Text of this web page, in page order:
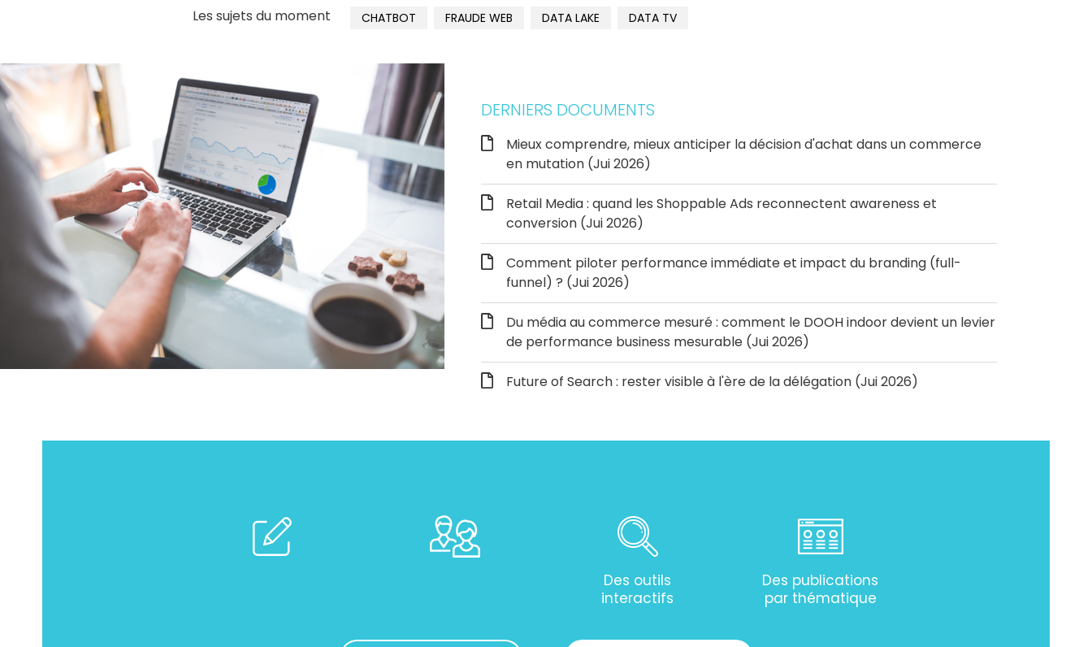
Les sujets du moment CHATBOT FRAUDE WEB DATA LAKE DATA TV
DERNIERS DOCUMENTS
Mieux comprendre, mieux anticiper la décision d'achat dans un commerce
en mutation (Jui 2026)
Retail Media : quand les Shoppable Ads reconnectent awareness et
conversion (Jui 2026)
Comment piloter performance immédiate et impact du branding (full-
funnel) ? (Jui 2026)
Du média au commerce mesuré : comment le DOOH indoor devient un levier
de performance business mesurable (Jui 2026)
Future of Search : rester visible à l'ère de la délégation (Jui 2026)
Des outils
interactifs
Des publications
par thématique